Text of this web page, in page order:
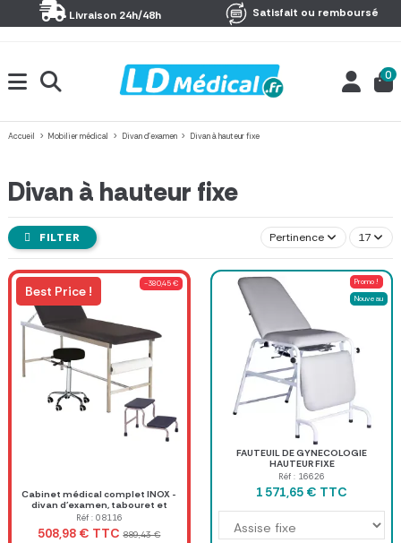
Livraison 24h/48h Satisfait ou remboursé
0
Accueil Mobilier médical Divan d'examen Divan à hauteur fixe
Divan à hauteur fixe
FILTER Pertinence 17
Promo !
Nouveau
FAUTEUIL DE GYNECOLOGIE
HAUTEUR FIXE
Réf : 16626
1 571,65 € TTC
Best Price ! -380,45 €
Cabinet médical complet INOX -
divan d'examen, tabouret et
marchepied 2 marches
Réf : 08116
508,98 € TTC 889,43 €
Panneau de gestion des cookies